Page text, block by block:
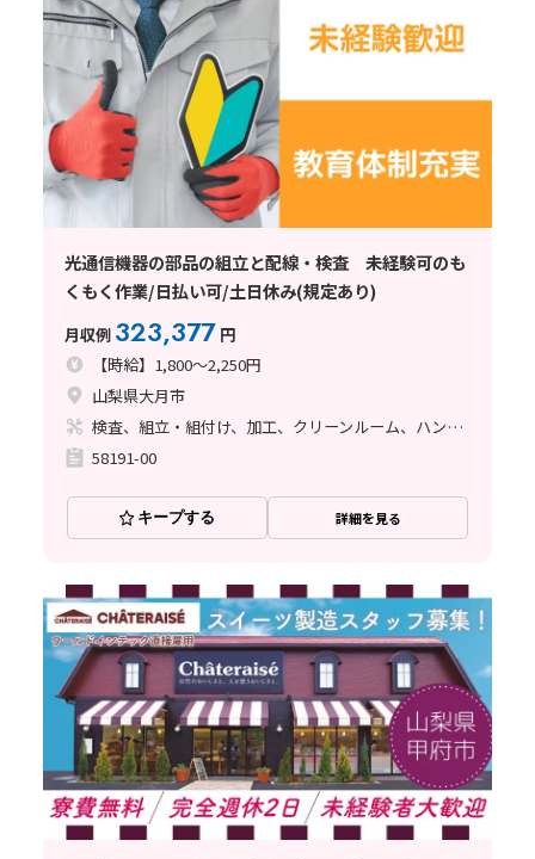
光通信機器の部品の組立と配線・検査 未経験可のも
くもく作業/日払い可/土日休み(規定あり)
月収例 323,377 円
【時給】1,800～2,250円
山梨県大月市
検査、組立・組付け、加工、クリーンルーム、ハンダ付け
58191-00
キープする 詳細を見る